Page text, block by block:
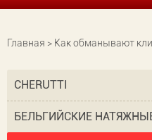
Главная > Как обманывают
CHERUTTI
БЕЛЬГИЙСКИЕ